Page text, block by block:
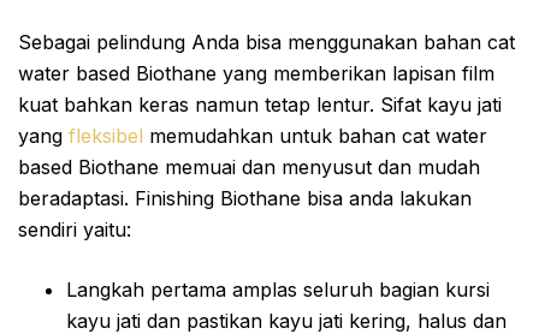
Sebagai pelindung Anda bisa menggunakan bahan cat
water based Biothane yang memberikan lapisan film
kuat bahkan keras namun tetap lentur. Sifat kayu jati
yang fleksibel memudahkan untuk bahan cat water
based Biothane memuai dan menyusut dan mudah
beradaptasi. Finishing Biothane bisa anda lakukan
sendiri yaitu:
Langkah pertama amplas seluruh bagian kursi
kayu jati dan pastikan kayu jati kering, halus dan